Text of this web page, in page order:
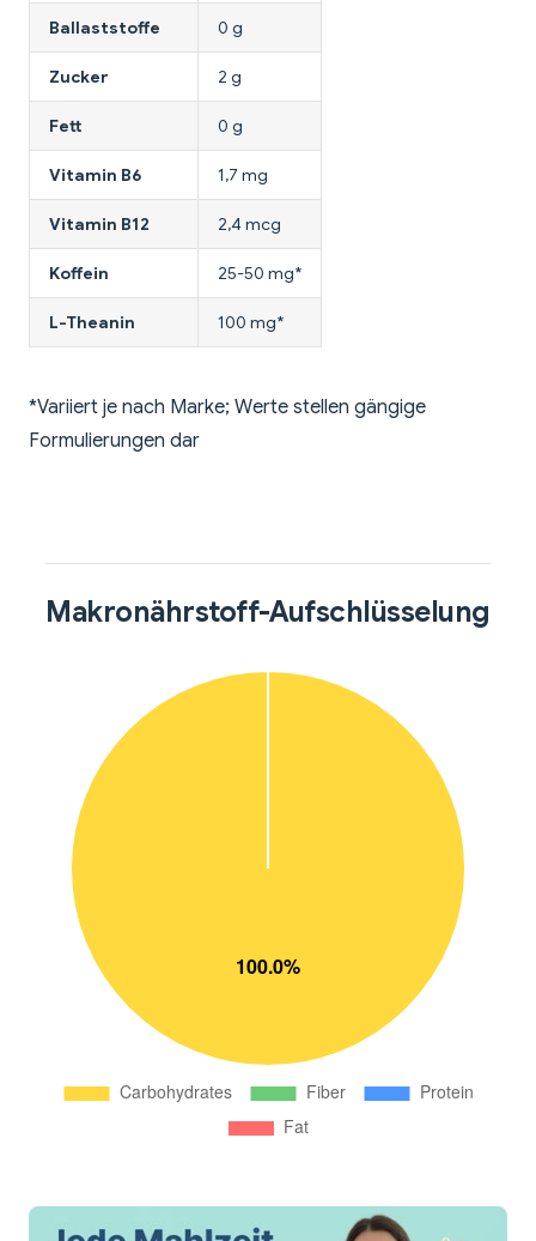
Ballaststoffe 0 g
Zucker 2 g
Fett 0 g
Vitamin B6 1,7 mg
Vitamin B12 2,4 mcg
Koffein 25-50 mg*
L-Theanin 100 mg*
*Variiert je nach Marke; Werte stellen gängige
Formulierungen dar
Makronährstoff-Aufschlüsselung